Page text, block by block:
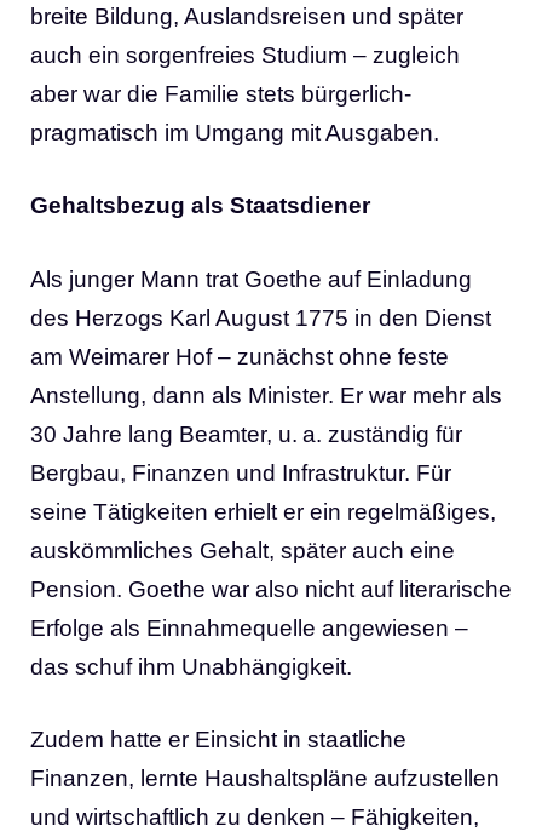
breite Bildung, Auslandsreisen und später
auch ein sorgenfreies Studium – zugleich
aber war die Familie stets bürgerlich-
pragmatisch im Umgang mit Ausgaben.
Gehaltsbezug als Staatsdiener
Als junger Mann trat Goethe auf Einladung
des Herzogs Karl August 1775 in den Dienst
am Weimarer Hof – zunächst ohne feste
Anstellung, dann als Minister. Er war mehr als
30 Jahre lang Beamter, u. a. zuständig für
Bergbau, Finanzen und Infrastruktur. Für
seine Tätigkeiten erhielt er ein regelmäßiges,
auskömmliches Gehalt, später auch eine
Pension. Goethe war also nicht auf literarische
Erfolge als Einnahmequelle angewiesen –
das schuf ihm Unabhängigkeit.
Zudem hatte er Einsicht in staatliche
Finanzen, lernte Haushaltspläne aufzustellen
und wirtschaftlich zu denken – Fähigkeiten,